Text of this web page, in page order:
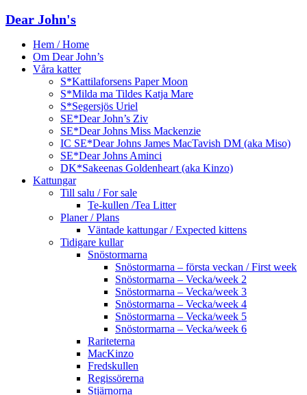
Dear John's
Hem / Home
Om Dear John’s
Våra katter
S*Kattilaforsens Paper Moon
S*Milda ma Tildes Katja Mare
S*Segersjös Uriel
SE*Dear John’s Ziv
SE*Dear Johns Miss Mackenzie
IC SE*Dear Johns James MacTavish DM (aka Miso)
SE*Dear Johns Aminci
DK*Sakeenas Goldenheart (aka Kinzo)
Kattungar
Till salu / For sale
Te-kullen /Tea Litter
Planer / Plans
Väntade kattungar / Expected kittens
Tidigare kullar
Snöstormarna
Snöstormarna – första veckan / First week
Snöstormarna – Vecka/week 2
Snöstormarna – Vecka/week 3
Snöstormarna – Vecka/week 4
Snöstormarna – Vecka/week 5
Snöstormarna – Vecka/week 6
Rariteterna
MacKinzo
Fredskullen
Regissörerna
Stjärnorna